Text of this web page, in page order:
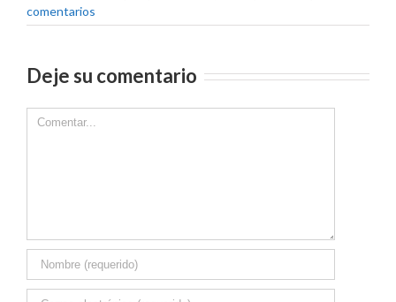
comentarios
Deje su comentario
Comment